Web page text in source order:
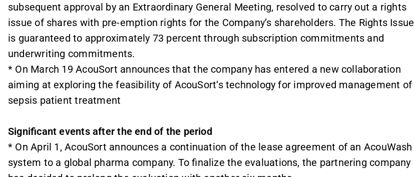
subsequent approval by an Extraordinary General Meeting, resolved to carry out a rights
issue of shares with pre-emption rights for the Company’s shareholders. The Rights Issue
is guaranteed to approximately 73 percent through subscription commitments and
underwriting commitments.
* On March 19 AcouSort announces that the company has entered a new collaboration
aiming at exploring the feasibility of AcouSort’s technology for improved management of
sepsis patient treatment
Significant events after the end of the period
* On April 1, AcouSort announces a continuation of the lease agreement of an AcouWash
system to a global pharma company. To finalize the evaluations, the partnering company